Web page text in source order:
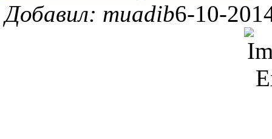
Добавил: muadib6-10-